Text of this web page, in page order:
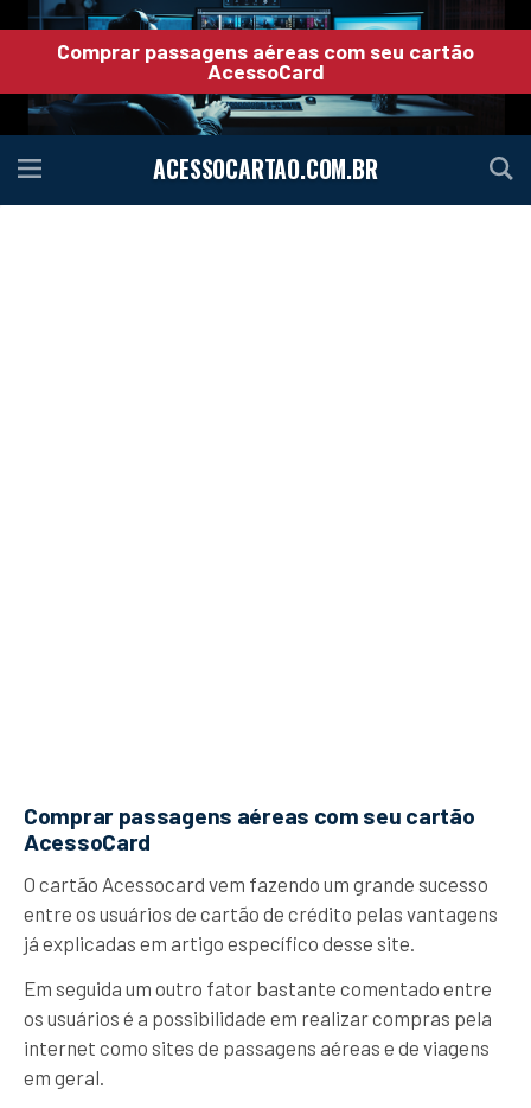
Comprar passagens aéreas com seu cartão
AcessoCard
ACESSOCARTAO.COM.BR
Comprar passagens aéreas com seu cartão
AcessoCard
O cartão Acessocard vem fazendo um grande sucesso
entre os usuários de cartão de crédito pelas vantagens
já explicadas em artigo específico desse site.
Em seguida um outro fator bastante comentado entre
os usuários é a possibilidade em realizar compras pela
internet como sites de passagens aéreas e de viagens
em geral.